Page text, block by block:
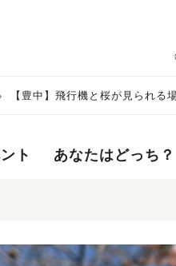
【豊中】飛行機と桜が見られる
ト あなたはどっち？